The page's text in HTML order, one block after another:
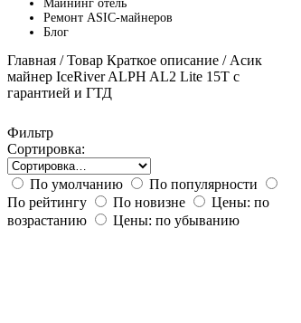
Майнинг отель
Ремонт ASIC-майнеров
Блог
Главная / Товар Краткое описание / Асик
майнер IceRiver ALPH AL2 Lite 15T с
гарантией и ГТД
Фильтр
Сортировка:
По умолчанию
По популярности
По рейтингу
По новизне
Цены: по
возрастанию
Цены: по убыванию